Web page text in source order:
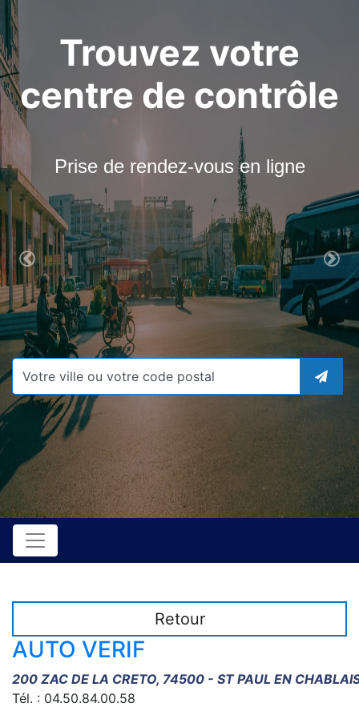
Trouvez votre
centre de contrôle
Prise de rendez-vous en ligne
Previous Next
Retour
AUTO VERIF
200 ZAC DE LA CRETO, 74500 - ST PAUL EN
Tél. : 04.50.84.00.58